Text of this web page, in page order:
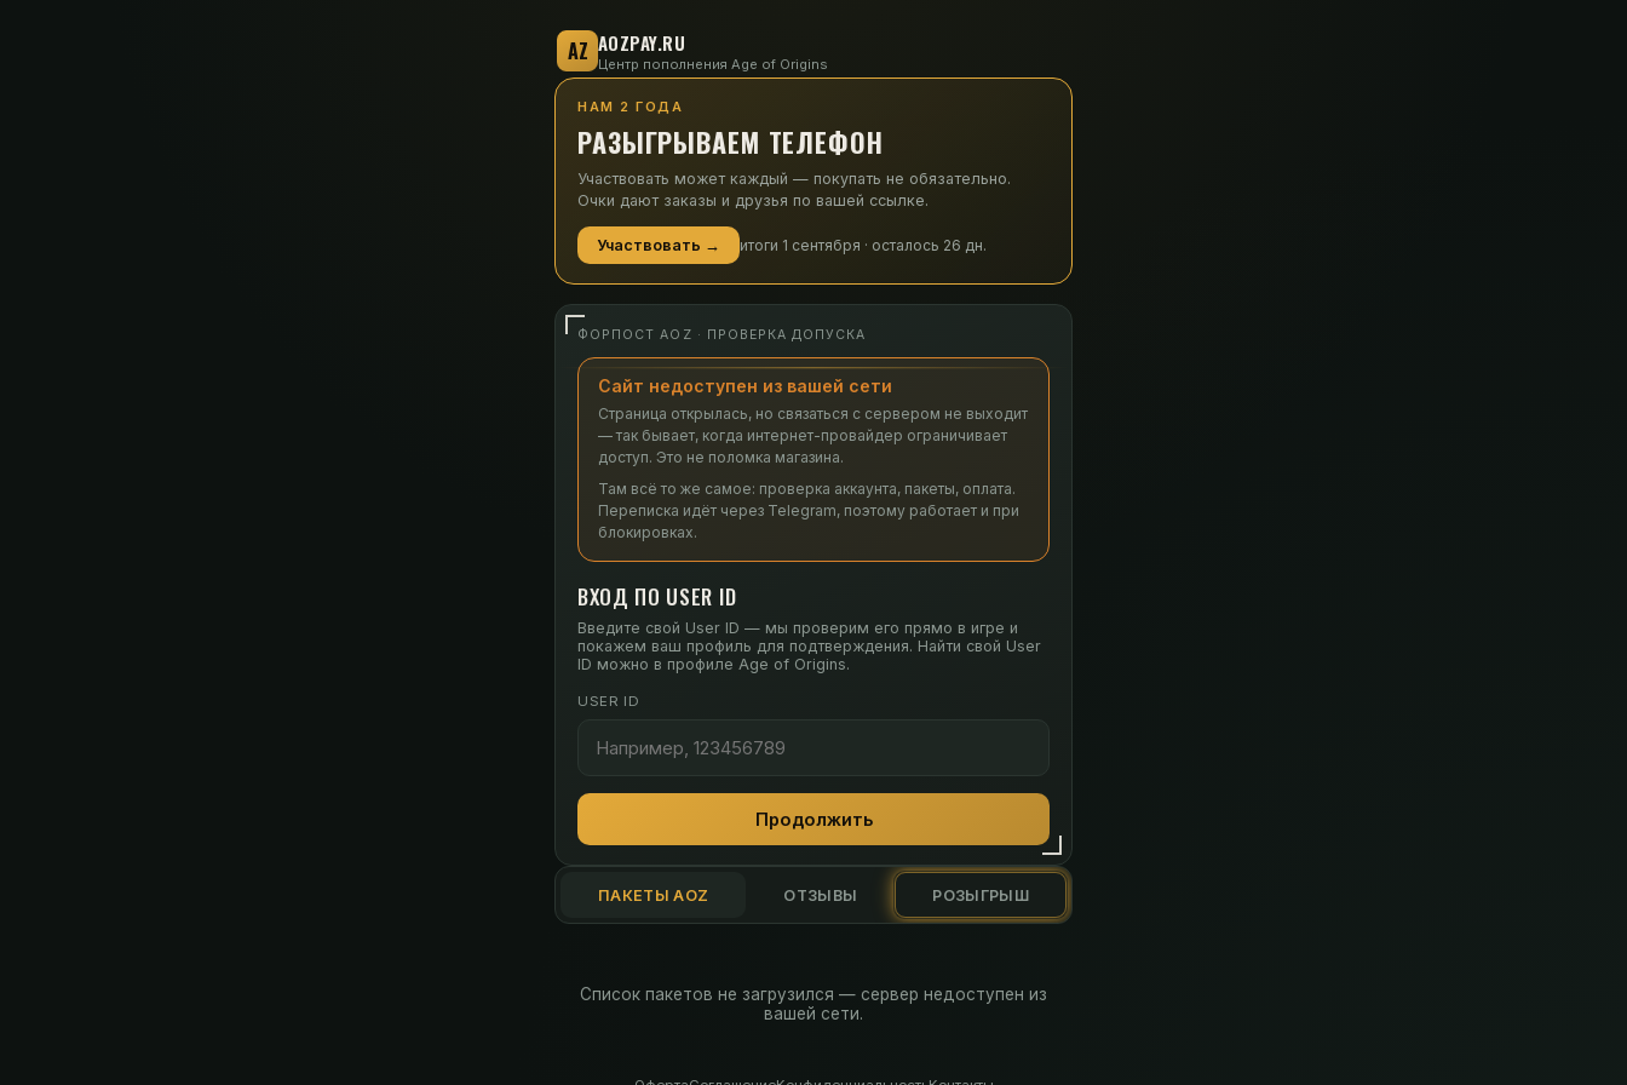
AZ AOZPAY.RU
Центр пополнения Age of Origins
НАМ 2 ГОДА
РАЗЫГРЫВАЕМ ТЕЛЕФОН
Участвовать может каждый — покупать не обязательно.
Очки дают заказы и друзья по вашей ссылке.
Участвовать → итоги 1 сентября · осталось 26 дн.
ФОРПОСТ AOZ · ПРОВЕРКА ДОПУСКА
Сайт недоступен из вашей сети
Страница открылась, но связаться с сервером не выходит
— так бывает, когда интернет-провайдер ограничивает
доступ. Это не поломка магазина.
Там всё то же самое: проверка аккаунта, пакеты, оплата.
Переписка идёт через Telegram, поэтому работает и при
блокировках.
ВХОД ПО USER ID
Введите свой User ID — мы проверим его прямо в игре и
покажем ваш профиль для подтверждения. Найти свой User
ID можно в профиле Age of Origins.
USER ID
Продолжить
ПАКЕТЫ AOZ ОТЗЫВЫ РОЗЫГРЫШ
Список пакетов не загрузился — сервер недоступен из
вашей сети.